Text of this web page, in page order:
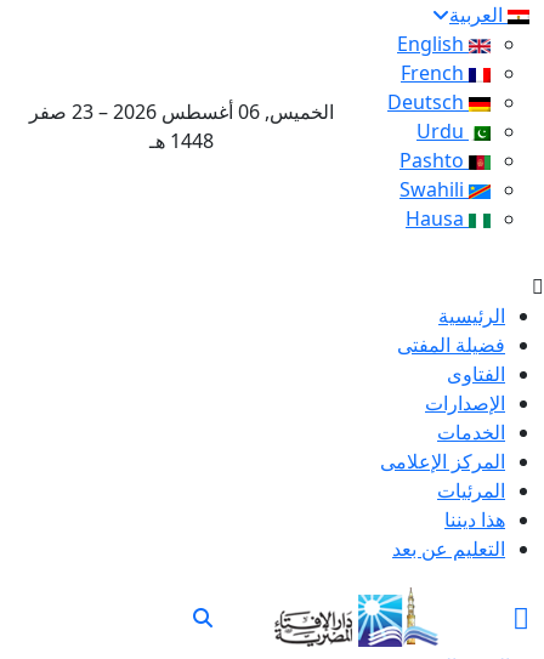
العربية
الخميس, 06 أغسطس 2026 – 23 صفر
1448 هـ
الرئيسية
فضيلة المفتى
الفتاوى
الإصدارات
الخدمات
المركز الإعلامى
المرئيات
هذا ديننا
التعليم عن بعد